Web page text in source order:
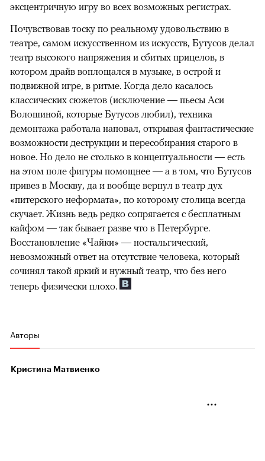
эксцентричную игру во всех возможных регистрах.
Почувствовав тоску по реальному удовольствию в
театре, самом искусственном из искусств, Бутусов делал
театр высокого напряжения и сбитых прицелов, в
котором драйв воплощался в музыке, в острой и
подвижной игре, в ритме. Когда дело касалось
классических сюжетов (исключение — пьесы Аси
Волошиной, которые Бутусов любил), техника
демонтажа работала наповал, открывая фантастические
возможности деструкции и пересобирания старого в
новое. Но дело не столько в концептуальности — есть
на этом поле фигуры помощнее — а в том, что Бутусов
привез в Москву, да и вообще вернул в театр дух
«питерского неформата», по которому столица всегда
скучает. Жизнь ведь редко сопрягается с бесплатным
кайфом — так бывает разве что в Петербурге.
Восстановление «Чайки» — ностальгический,
невозможный ответ на отсутствие человека, который
сочинял такой яркий и нужный театр, что без него
теперь физически плохо.
Авторы
Кристина Матвиенко